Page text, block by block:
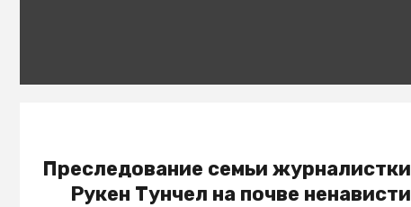
Преследование семьи журналистки
Рукен Тунчел на почве ненависти